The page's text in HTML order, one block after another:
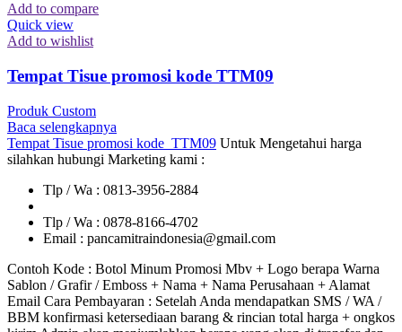
Add to compare
Quick view
Add to wishlist
Tempat Tisue promosi kode TTM09
Produk Custom
Baca selengkapnya
Tempat Tisue promosi kode TTM09 Untuk Mengetahui harga
silahkan hubungi Marketing kami :
Tlp / Wa : 0813-3956-2884
Tlp / Wa : 0878-8166-4702
Email : pancamitraindonesia@gmail.com
Contoh Kode : Botol Minum Promosi Mbv + Logo berapa Warna
Sablon / Grafir / Emboss + Nama + Nama Perusahaan + Alamat
Email Cara Pembayaran : Setelah Anda mendapatkan SMS / WA /
BBM konfirmasi ketersediaan barang & rincian total harga + ongkos